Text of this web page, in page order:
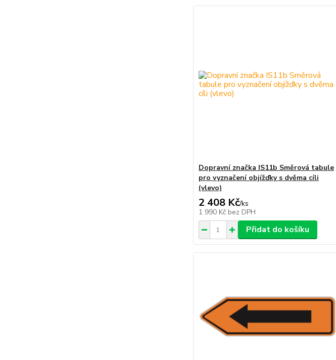
Dopravní značka IS11b Směrová tabule
pro vyznačení objížďky s dvěma cíli
(vlevo)
2 408 Kč/ks
1 990 Kč bez DPH
Přidat do košíku